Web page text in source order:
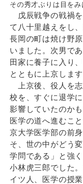
その秀才ぶりは目をみ
戊辰戦争の戦禍
て八十里越えをし
長岡の町は焼け野
いました。次男で
田家に養子に入り
とともに上京します
上京後、役人を志
校を、すぐに退学
影響していたのか
医学の道へ進むこ
京大学医学部の前
そ、世の中がどう
学問である」と強
小林虎三郎でした
イツ人、医学の授